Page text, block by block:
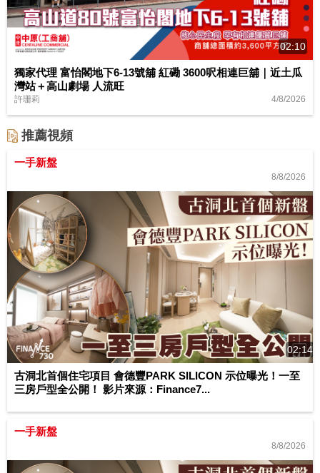
02:10
獨家代理 富怡閣地下6-13號舖 紅磡 3600呎相連巨舖｜近土瓜
灣站＋高山劇場 人流旺
許珊莉 4/8/2026
推薦視頻
一手新盤
8/8/2026
02:14
古洞北首個住宅項目 會德豐PARK SILICON 示位曝光！一至
三房戶型全公開！ 影片來源：Finance7...
一手新盤
8/8/2026